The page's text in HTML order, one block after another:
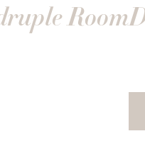
Room